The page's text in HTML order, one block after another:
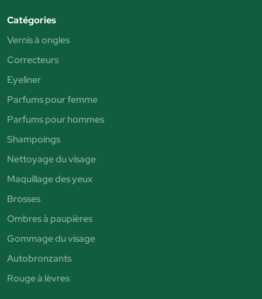
Catégories
Vernis à ongles
Correcteurs
Eyeliner
Parfums pour femme
Parfums pour hommes
Shampoings
Nettoyage du visage
Maquillage des yeux
Brosses
Ombres à paupières
Gommage du visage
Autobronzants
Rouge à lèvres